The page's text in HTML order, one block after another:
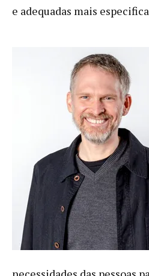
e adequadas mais